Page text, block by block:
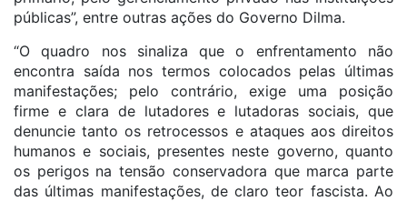
públicas”, entre outras ações do Governo Dilma.
“O quadro nos sinaliza que o enfrentamento não
encontra saída nos termos colocados pelas últimas
manifestações; pelo contrário, exige uma posição
firme e clara de lutadores e lutadoras sociais, que
denuncie tanto os retrocessos e ataques aos direitos
humanos e sociais, presentes neste governo, quanto
os perigos na tensão conservadora que marca parte
das últimas manifestações, de claro teor fascista. Ao